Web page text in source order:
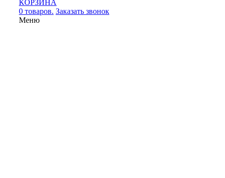
КОРЗИНА
0 товаров. Заказать звонок
Меню